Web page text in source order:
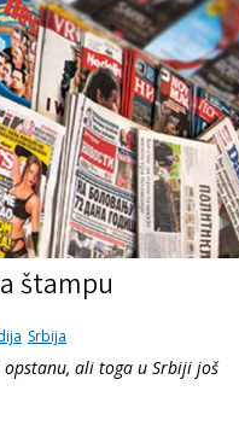
štampu
Srbija
ali toga u Srbiji još